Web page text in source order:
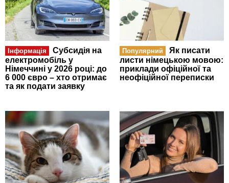
Інформація
Субсидія на
електромобіль у
Німеччині у 2026 році: до
6 000 євро – хто отримає
та як подати заявку
Популярний
Як писати
листи німецькою мовою:
приклади офіційної та
неофіційної переписки